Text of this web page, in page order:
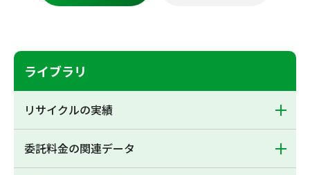
ライブラリ
リサイクルの実績
委託料金の関連データ